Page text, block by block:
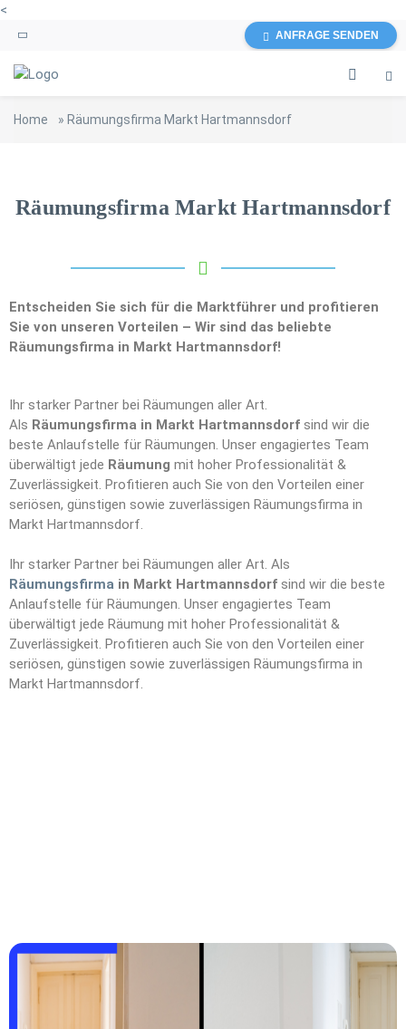
<
ANFRAGE SENDEN
Home » Räumungsfirma Markt Hartmannsdorf
Räumungsfirma Markt Hartmannsdorf
Entscheiden Sie sich für die Marktführer und profitieren
Sie von unseren Vorteilen – Wir sind das beliebte
Räumungsfirma in Markt Hartmannsdorf!
Ihr starker Partner bei Räumungen aller Art.
Als Räumungsfirma in Markt Hartmannsdorf sind wir die
beste Anlaufstelle für Räumungen. Unser engagiertes Team
überwältigt jede Räumung mit hoher Professionalität &
Zuverlässigkeit. Profitieren auch Sie von den Vorteilen einer
seriösen, günstigen sowie zuverlässigen Räumungsfirma in
Markt Hartmannsdorf.
Ihr starker Partner bei Räumungen aller Art. Als
Räumungsfirma in Markt Hartmannsdorf sind wir die beste
Anlaufstelle für Räumungen. Unser engagiertes Team
überwältigt jede Räumung mit hoher Professionalität &
Zuverlässigkeit. Profitieren auch Sie von den Vorteilen einer
seriösen, günstigen sowie zuverlässigen Räumungsfirma in
Markt Hartmannsdorf.